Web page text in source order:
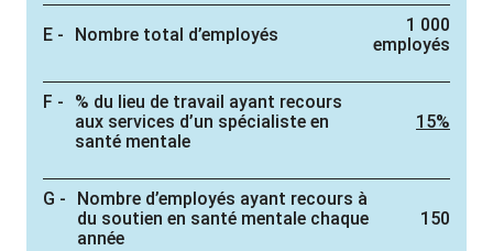
Nombre total d’employés
1 000
employés
% du lieu de travail ayant recours
aux services d’un spécialiste en
santé mentale
15%
Nombre d’employés ayant recours à
du soutien en santé mentale chaque
année
150